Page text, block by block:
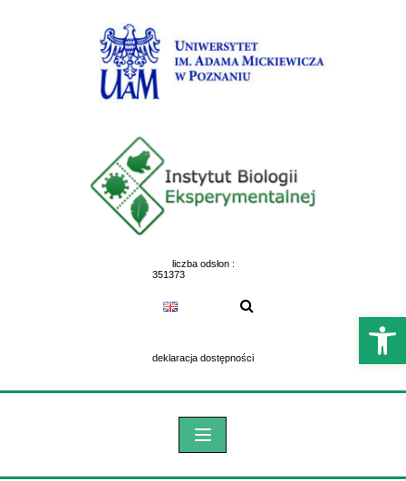
liczba odsłon :
351373
deklaracja dostępności